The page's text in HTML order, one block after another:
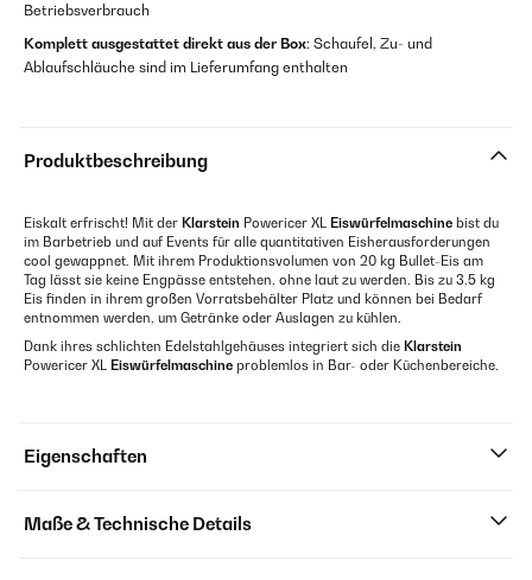
Betriebsverbrauch
Komplett ausgestattet direkt aus der Box: Schaufel, Zu- und
Ablaufschläuche sind im Lieferumfang enthalten
Produktbeschreibung
Eiskalt erfrischt! Mit der Klarstein Powericer XL Eiswürfelmaschine bist du
im Barbetrieb und auf Events für alle quantitativen Eisherausforderungen
cool gewappnet. Mit ihrem Produktionsvolumen von 20 kg Bullet-Eis am
Tag lässt sie keine Engpässe entstehen, ohne laut zu werden. Bis zu 3,5 kg
Eis finden in ihrem großen Vorratsbehälter Platz und können bei Bedarf
entnommen werden, um Getränke oder Auslagen zu kühlen.
Dank ihres schlichten Edelstahlgehäuses integriert sich die Klarstein
Powericer XL Eiswürfelmaschine problemlos in Bar- oder Küchenbereiche.
Eigenschaften
Maße & Technische Details